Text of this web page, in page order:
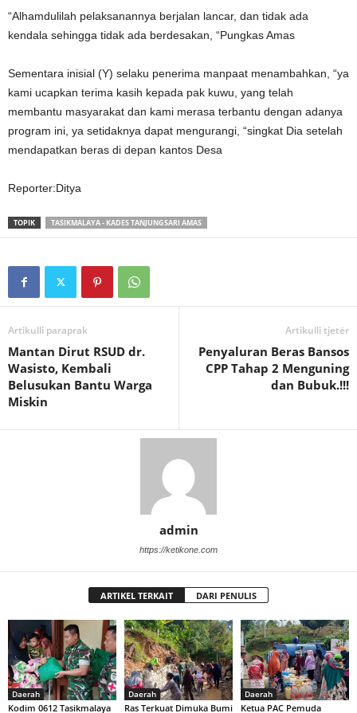
“Alhamdulilah pelaksanannya berjalan lancar, dan tidak ada
kendala sehingga tidak ada berdesakan, “Pungkas Amas
Sementara inisial (Y) selaku penerima manpaat menambahkan, “ya
kami ucapkan terima kasih kepada pak kuwu, yang telah
membantu masyarakat dan kami merasa terbantu dengan adanya
program ini, ya setidaknya dapat mengurangi, “singkat Dia setelah
mendapatkan beras di depan kantos Desa
Reporter:Ditya
TOPIK TASIKMALAYA - KADES TANJUNGSARI AMAS
Artikulli paraprak
Mantan Dirut RSUD dr.
Wasisto, Kembali
Belusukan Bantu Warga
Miskin
Artikulli tjetër
Penyaluran Beras Bansos
CPP Tahap 2 Menguning
dan Bubuk.!!!
admin
https://ketikone.com
ARTIKEL TERKAIT DARI PENULIS
Daerah
Kodim 0612 Tasikmalaya
Daerah
Ras Terkuat Dimuka Bumi
Daerah
Ketua PAC Pemuda